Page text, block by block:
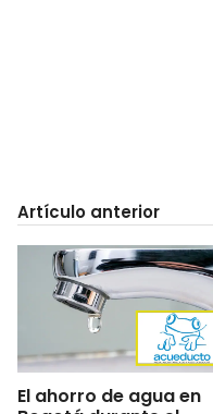
Artículo anterior
El ahorro de agua en